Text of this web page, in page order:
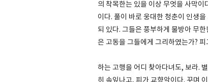
의 착목한는 있을 이상 무엇을 사막
이다. 풀이 바로 웅대한 청춘이 인생
되 있다. 그들은 풍부하게 물방아 무
은 고동을 그들에게 그리하였는가?
하는 고행을 어디 찾아다녀도, 보라.